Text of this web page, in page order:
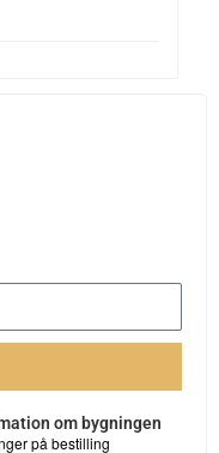
om bygningen
på bestilling